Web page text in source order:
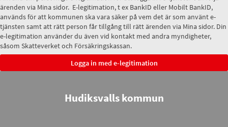
ärenden via Mina sidor. E-legitimation, t ex BankID eller Mobilt BankID,
används för att kommunen ska vara säker på vem det är som använt e-
tjänsten samt att rätt person får tillgång till rätt ärenden via Mina sidor. Din
e-legitimation använder du även vid kontakt med andra myndigheter,
såsom Skatteverket och Försäkringskassan.
Hudiksvalls kommun